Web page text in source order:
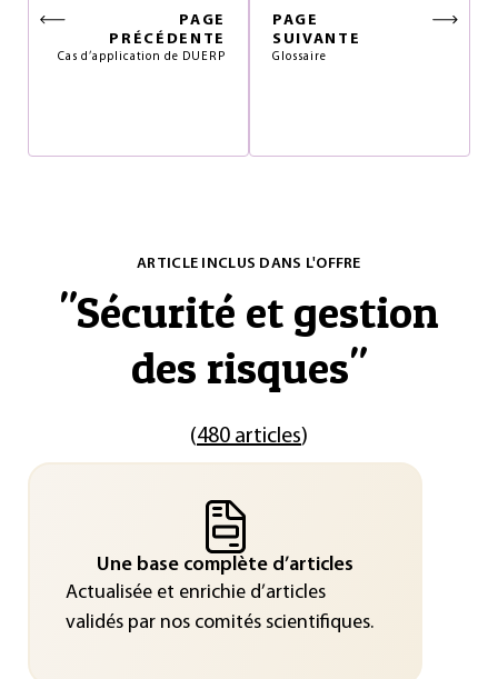
PAGE
PRÉCÉDENTE
Cas d’application de DUERP
PAGE
SUIVANTE
Glossaire
ARTICLE INCLUS DANS L'OFFRE
"Sécurité et gestion
des risques"
(480 articles)
Une base complète d’articles
Actualisée et enrichie d’articles
validés par nos comités scientifiques.